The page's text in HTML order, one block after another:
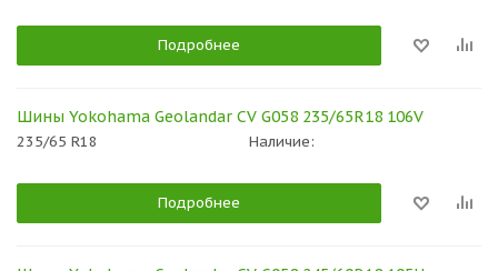
Подробнее
Шины Yokohama Geolandar CV G058 235/65R18 106V
235/65 R18 Наличие:
Подробнее